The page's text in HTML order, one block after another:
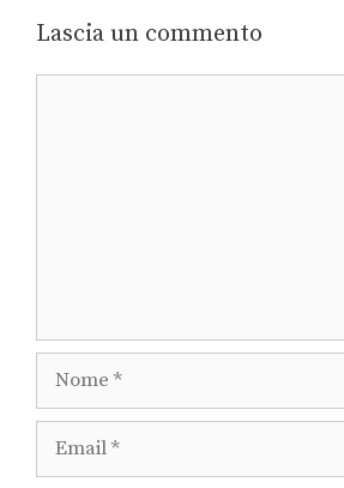
Lascia un commento